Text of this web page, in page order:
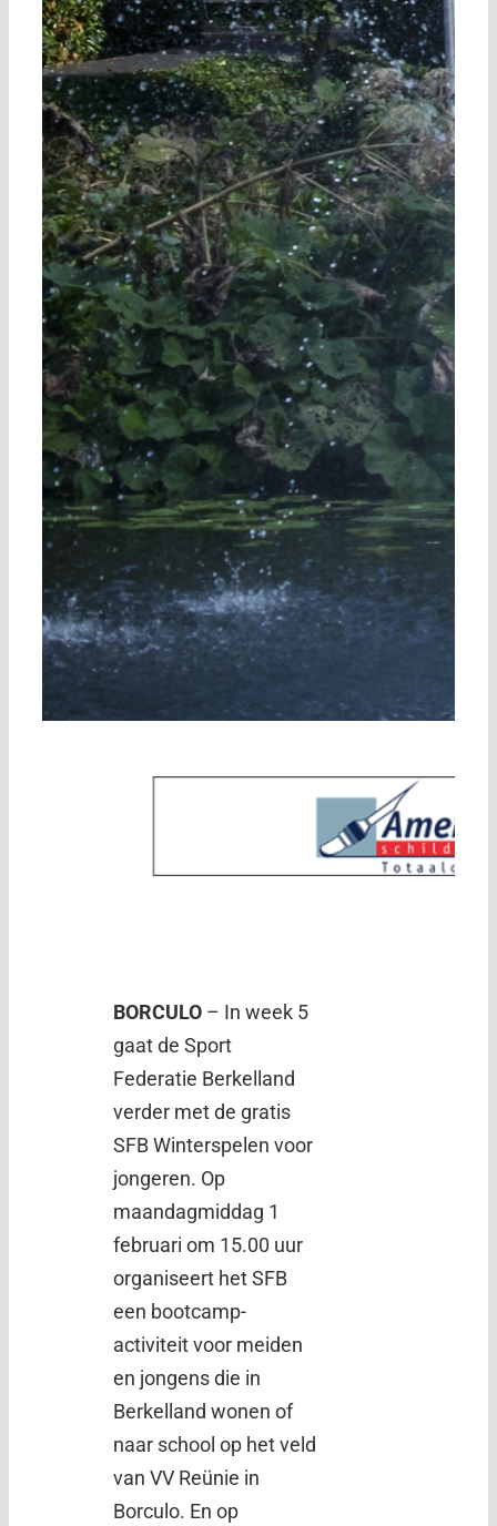
BORCULO – In week 5
gaat de Sport
Federatie Berkelland
verder met de gratis
SFB Winterspelen voor
jongeren. Op
maandagmiddag 1
februari om 15.00 uur
organiseert het SFB
een bootcamp-
activiteit voor meiden
en jongens die in
Berkelland wonen of
naar school op het veld
van VV Reünie in
Borculo. En op